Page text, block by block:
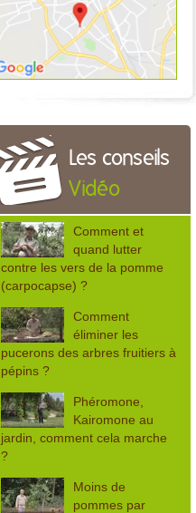
Les conseils
Vidéo
Comment et
quand lutter
contre les vers de la pomme
(carpocapse) ?
Comment
éliminer les
pucerons des arbres fruitiers à
pépins ?
Phéromone,
Kairomone au
jardin, comment cela marche
?
Moins de
pommes par